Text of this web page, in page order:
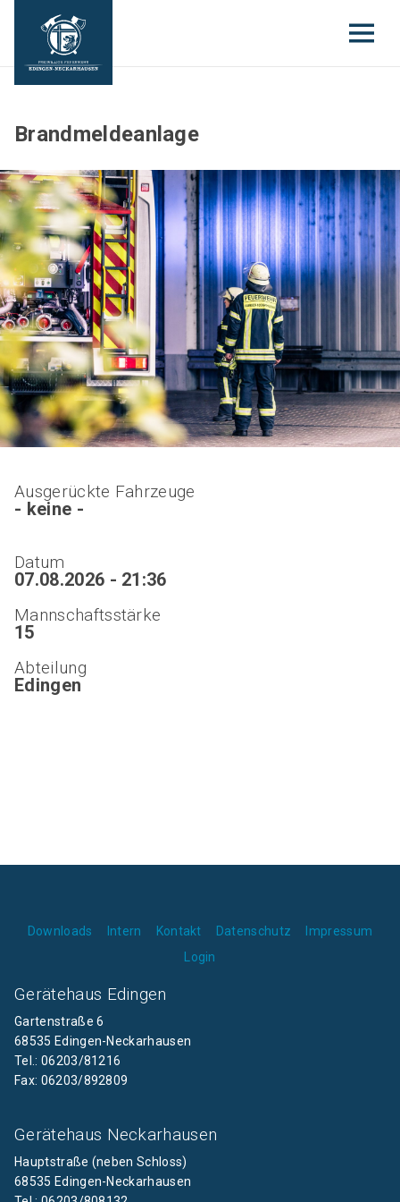
Brandmeldeanlage
Ausgerückte Fahrzeuge
- keine -
Datum
07.08.2026 - 21:36
Mannschaftsstärke
15
Abteilung
Edingen
Downloads Intern Kontakt Datenschutz
Impressum
Login
Gerätehaus Edingen
Gartenstraße 6
68535 Edingen-Neckarhausen
Tel.: 06203/81216
Fax: 06203/892809
Gerätehaus Neckarhausen
Hauptstraße (neben Schloss)
68535 Edingen-Neckarhausen